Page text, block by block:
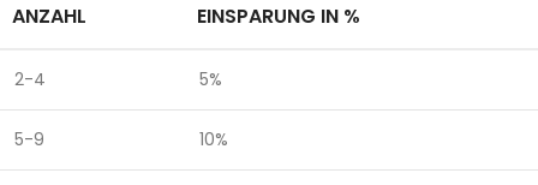
ANZAHL EINSPARUNG IN %
2-4 5%
5-9 10%